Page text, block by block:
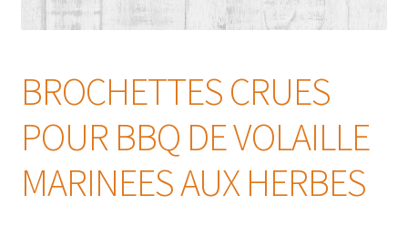
BROCHETTES CRUES
POUR BBQ DE VOLAILLE
MARINEES AUX HERBES